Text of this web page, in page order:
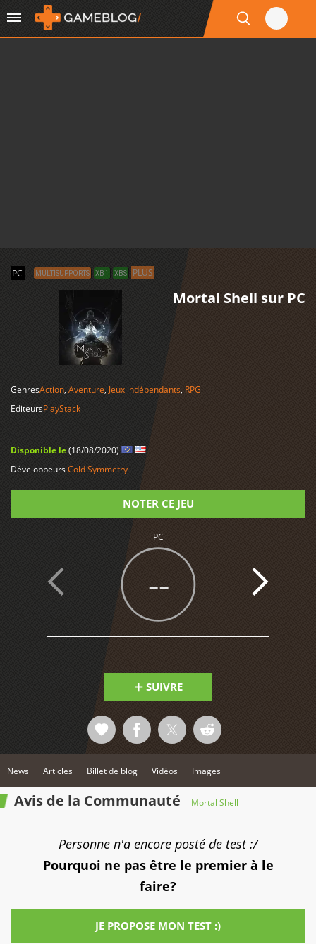
PC MULTISUPPORTS XB1 XBS PLUS
Mortal Shell sur PC
GenresAction, Aventure, Jeux indépendants, RPG
EditeursPlayStack
Disponible le(18/08/2020)
DéveloppeursCold Symmetry
NOTER CE JEU
PC
--
SUIVRE
News Articles Billet de blog Vidéos Images
Avis de la Communauté Mortal Shell
Personne n'a encore posté de test :/
Pourquoi ne pas être le premier à le
faire?
JE PROPOSE MON TEST :)